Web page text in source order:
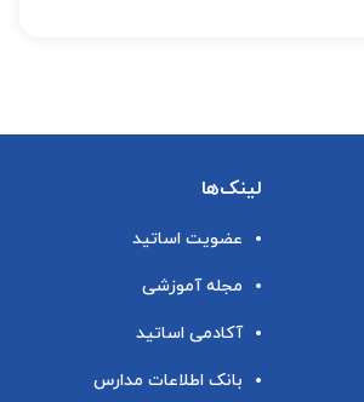
لینک‌ها
عضویت اساتید
مجله آموزشی
آکادمی اساتید
بانک اطلاعات مدارس